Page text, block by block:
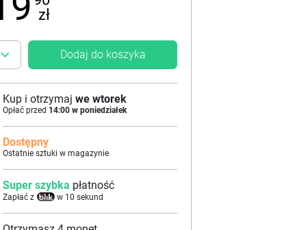
zł
Dodaj do koszyka
Kup i otrzymajwe wtorek
Opłać przed 14:00 w poniedziałek
Dostępny
Ostatnie sztuki w magazynie
Super szybka płatność
Zapłać z w 10 sekund